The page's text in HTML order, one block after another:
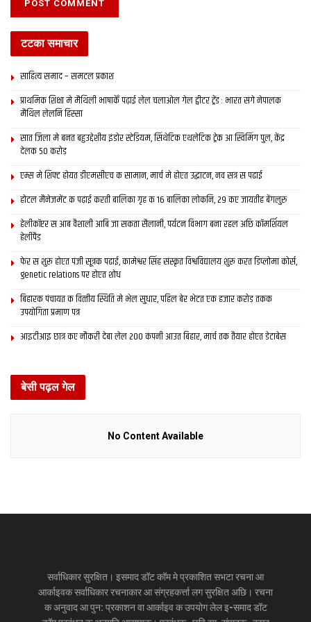
टटका समाचार
साहित्य समाद – समटल प्रकाश
प्राथमिक शि‍क्षा मे मैथि‍ली भाषाकेँ पढ़ाई लेल चलाओल गेल ट्वीटर ट्रेंड : भारत संगे नेपालक
मैथिल लेलनि हिस्सा
सात जिला मे बनत बहुउद्देशीय इंडोर स्‍टेडि‍यम, सिंथेटिक एथलेटिक ट्रेक आ स्विमिंग पुल, केंद्र
देलक 50 करोड़
एम्स मे शिफ्ट होयत डीएमसीएच क सामान, मार्च मे होएत उद्घाटन, नव सत्र स पढाई
होटल मैनेजमेंट क पढ़ाई करती बालिका गृह क 16 बालिका लोकनि, 29 कए जायतीह बेंगलुरु
हेलीकॉप्टर स आब वैशाली आबि जा सकता सैलानी, पर्यटन विभाग बना रहल अछि कॉमर्शियल
हेलीपैड
फेर स शुरू होएत पंजी सूत्रक पढाई, कामेश्वर सिंह संस्कृत विश्वविद्यालय शुरू करत डिप्लोमा कोर्स,
genetic relations पर होएत शोध
बिहारक पंचायत क वित्‍तीय स्थिति मे भेल सुधार, पहिल बेर भेटत एक हजार करोड़ तकक
उपयोगिता प्रमाण पत्र
आइटीआइ छात्र कए नौकरी देबा लेल 200 कंपनी आउत बिहार, मार्च तक तैयार होएत डेटाबेस
बेसी पढ़ल गेल
No Content Available
सर्वाधिकार सुरक्षित। इसमाद डॉट कॉम मे प्रकाशित सभटा रचना आ
आर्काइवक सर्वाधिकार रचनाकार आ संग्रहकर्त्ता लग सुरक्षित अछि। रचना
क अनुवाद आ पुन: प्रकाशन वा आर्काइव क उपयोग लेल इ-समाद डॉट